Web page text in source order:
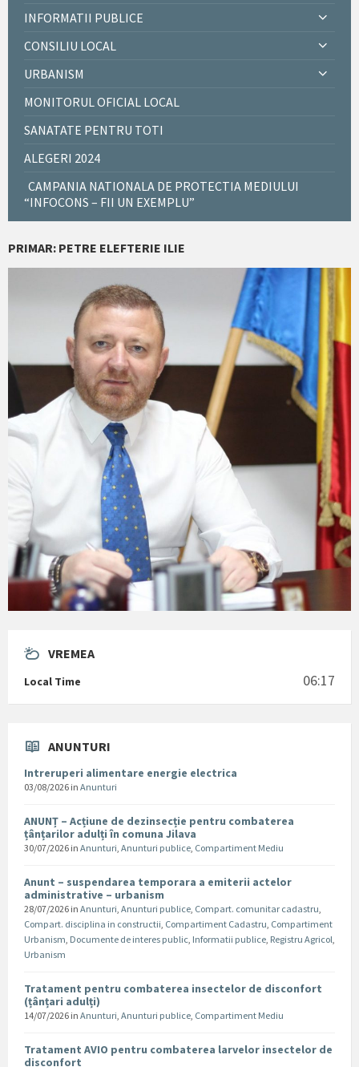
INFORMATII PUBLICE
CONSILIU LOCAL
URBANISM
MONITORUL OFICIAL LOCAL
SANATATE PENTRU TOTI
ALEGERI 2024
CAMPANIA NATIONALA DE PROTECTIA MEDIULUI
“INFOCONS – FII UN EXEMPLU”
PRIMAR: PETRE ELEFTERIE ILIE
VREMEA
Local Time 06:17
ANUNTURI
Intreruperi alimentare energie electrica
03/08/2026 in Anunturi
ANUNȚ – Acțiune de dezinsecție pentru combaterea
țânțarilor adulți în comuna Jilava
30/07/2026 in Anunturi, Anunturi publice, Compartiment Mediu
Anunt – suspendarea temporara a emiterii actelor
administrative – urbanism
28/07/2026 in Anunturi, Anunturi publice, Compart. comunitar cadastru,
Compart. disciplina in constructii, Compartiment Cadastru, Compartiment
Urbanism, Documente de interes public, Informatii publice, Registru Agricol,
Urbanism
Tratament pentru combaterea insectelor de disconfort
(țânțari adulți)
14/07/2026 in Anunturi, Anunturi publice, Compartiment Mediu
Tratament AVIO pentru combaterea larvelor insectelor de
disconfort